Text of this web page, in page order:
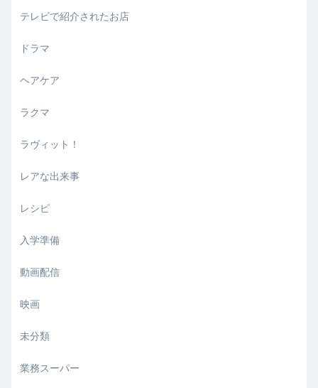
テレビで紹介されたお店
ドラマ
ヘアケア
ラクマ
ラヴィット！
レアな出来事
レシピ
入学準備
動画配信
映画
未分類
業務スーパー